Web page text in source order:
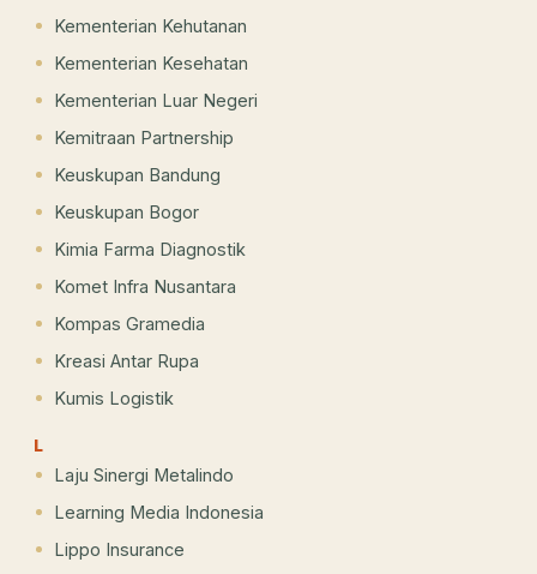
Kementerian Kehutanan
Kementerian Kesehatan
Kementerian Luar Negeri
Kemitraan Partnership
Keuskupan Bandung
Keuskupan Bogor
Kimia Farma Diagnostik
Komet Infra Nusantara
Kompas Gramedia
Kreasi Antar Rupa
Kumis Logistik
L
Laju Sinergi Metalindo
Learning Media Indonesia
Lippo Insurance